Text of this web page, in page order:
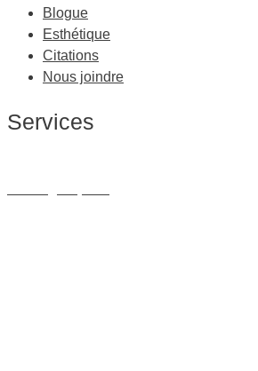
Blogue
Esthétique
Citations
Nous joindre
Services